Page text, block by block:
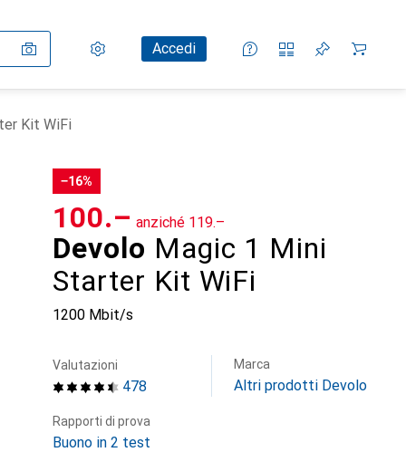
Impostazioni
Conto clienteAccedi
Liste di confronto
Liste dei desideri
Carrello
Kit WiFi
−16%
Devolo Magic 1 Mini
Starter Kit WiFi
1200 Mbit/s
CHF
100.– anziché CHF
119.–
478
Valutazioni Marca
Altri prodotti Devolo
Rapporti di prova
Buono in 2 test